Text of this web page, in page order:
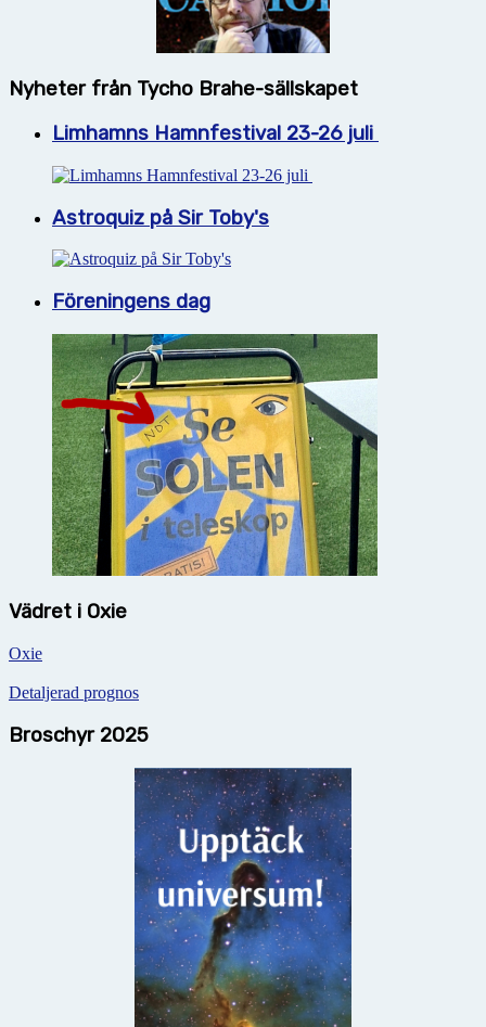
Nyheter från Tycho Brahe-sällskapet
Limhamns Hamnfestival 23-26 juli
Astroquiz på Sir Toby's
Föreningens dag
Vädret i Oxie
Oxie
Detaljerad prognos
Broschyr 2025